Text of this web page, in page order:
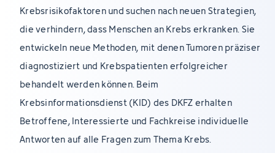
Krebsrisikofaktoren und suchen nach neuen Strategien,
die verhindern, dass Menschen an Krebs erkranken. Sie
entwickeln neue Methoden, mit denen Tumoren präziser
diagnostiziert und Krebspatienten erfolgreicher
behandelt werden können. Beim
Krebsinformationsdienst (KID) des DKFZ erhalten
Betroffene, Interessierte und Fachkreise individuelle
Antworten auf alle Fragen zum Thema Krebs.